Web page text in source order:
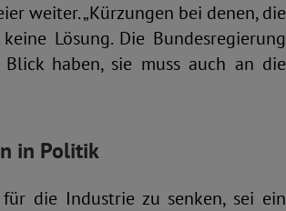
weiter. „Kürzungen bei denen, die
Lösung. Die Bundesregierung
haben, sie muss auch an die
in Politik
die Industrie zu senken, sei ein